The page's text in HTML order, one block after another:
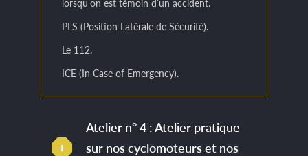
lorsqu’on est témoin d’un accident.
PLS (Position Latérale de Sécurité).
Le 112.
ICE (In Case of Emergency).
Atelier n° 4 : Atelier pratique
sur nos cyclomoteurs et nos